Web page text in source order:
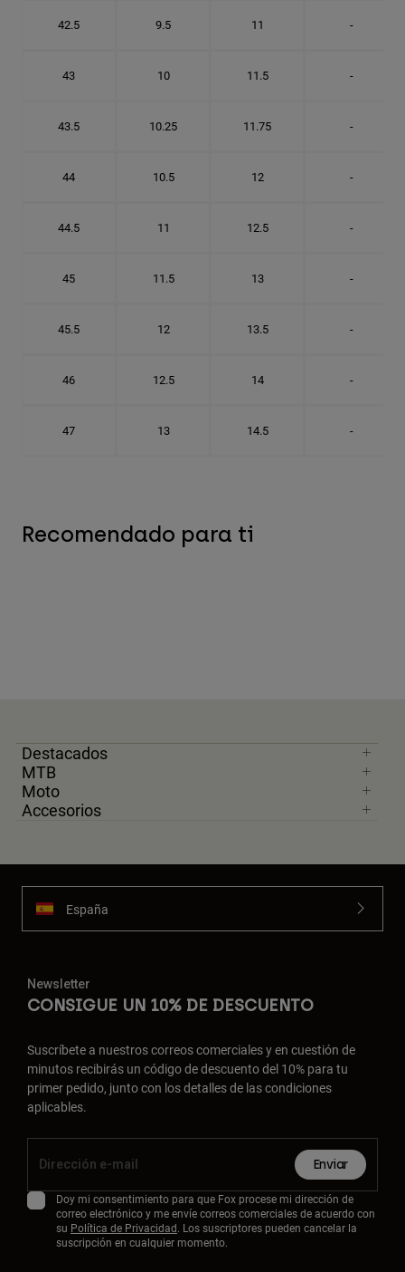
42.5 9.5 11 -
43 10 11.5 -
43.5 10.25 11.75 -
44 10.5 12 -
44.5 11 12.5 -
45 11.5 13 -
45.5 12 13.5 -
46 12.5 14 -
47 13 14.5 -
Recomendado para ti
Destacados
MTB
Moto
Accesorios
España
Newsletter
CONSIGUE UN 10% DE DESCUENTO
Suscríbete a nuestros correos comerciales y en cuestión de
minutos recibirás un código de descuento del 10% para tu
primer pedido, junto con los detalles de las condiciones
aplicables.
Enviar
Doy mi consentimiento para que Fox procese mi dirección de
correo electrónico y me envíe correos comerciales de acuerdo con
su Política de Privacidad. Los suscriptores pueden cancelar la
suscripción en cualquier momento.